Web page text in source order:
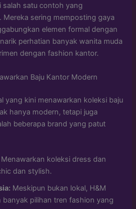
salah satu contoh yang
Mereka sering memposting gaya
elemen formal dengan
perhatian banyak wanita muda
dengan fashion kantor.
Baju Kantor Modern
yang kini menawarkan koleksi baju
hanya modern, tetapi juga
beberapa brand yang patut
Menawarkan koleksi dress dan
dan stylish.
Meskipun bukan lokal, H&M
banyak pilihan tren fashion yang